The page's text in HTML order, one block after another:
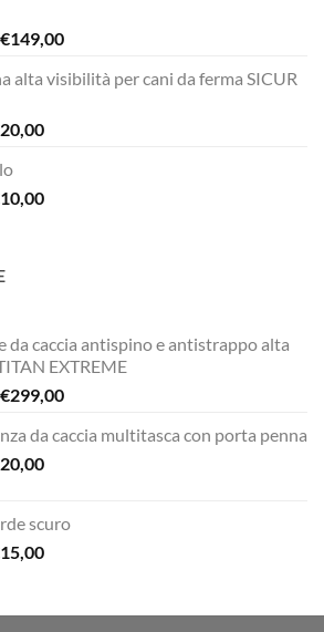
Il
€149,00Il
attuale
alta visibilità per cani da ferma SICUR
20,00Il
è:
10,00Il
da caccia antispino e antistrappo alta
EXTREME
Il
€299,00Il
attuale
da caccia multitasca con porta penna
20,00Il
è:
€20,00.
scuro
15,00Il
è: